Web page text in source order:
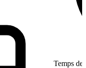
Temps de